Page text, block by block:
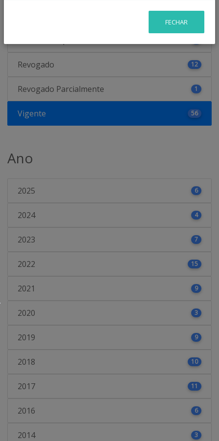
Revogado 12
Revogado Parcialmente 1
Vigente 56
Ano
2025 6
2024 4
2023 7
2022 15
2021 9
2020 3
2019 9
2018 10
2017 11
2016 6
2014 3
FECHAR